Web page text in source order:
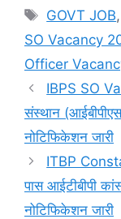
Tags
GOVT JOB,
SO Vacancy
Officer
IBPS SO
संस्थान
नोटिफिकेशन जारी
ITBP
पास आईटीबीपी
नोटिफिकेशन जारी